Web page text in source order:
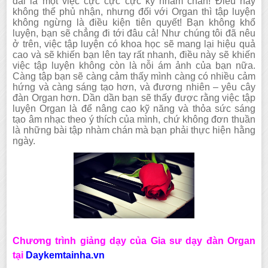
không thể phủ nhận, nhưng đối với Organ thì tập luyện
không ngừng là điều kiện tiên quyết! Bạn không khổ
luyện, bạn sẽ chẳng đi tới đâu cả! Như chúng tôi đã nêu
ở trên, việc tập luyện có khoa học sẽ mang lại hiệu quả
cao và sẽ khiến bạn lên tay rất nhanh, điều này sẽ khiến
việc tập luyện không còn là nỗi ám ảnh của bạn nữa.
Càng tập bạn sẽ càng cảm thấy mình càng có nhiều cảm
hứng và càng sáng tạo hơn, và đương nhiên – yêu cây
đàn Organ hơn. Dần dần bạn sẽ thấy được rằng việc tập
luyện Organ là để nâng cao kỹ năng và thỏa sức sáng
tạo âm nhạc theo ý thích của mình, chứ không đơn thuần
là những bài tập nhàm chán mà bạn phải thực hiện hằng
ngày.
Chương trình giảng dạy của Gia sư dạy đàn Organ
tại Daykemtainha.vn